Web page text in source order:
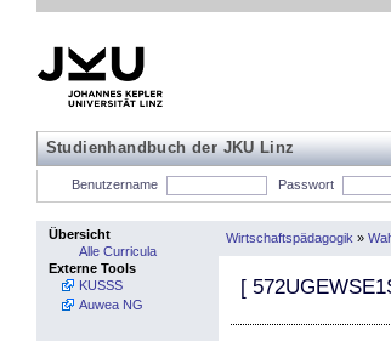
Studienhandbuch der JKU Linz
Benutzername Passwort
Übersicht
Alle Curricula
Externe Tools
KUSSS
Auwea NG
Wirtschaftspädagogik »
[